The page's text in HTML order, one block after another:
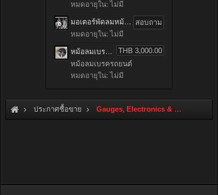
หมดอายุใน: ไม่มี
สอบถาม
มอเตอร์พัดลมหม้อน้ำรถยนต์ HONDA ACCORD เก่าญี่ปุ่น
หมดอายุใน: ไม่มี
THB 3,000.00
หม้อลมเบรครถยนต์ mitsubishi LANCER EX เก่าญี่ปุ่น
หม้อลมเบรครถยนต์
หมดอายุใน: ไม่มี
ประกาศซื้อขาย Gauges, Electronics & ECU